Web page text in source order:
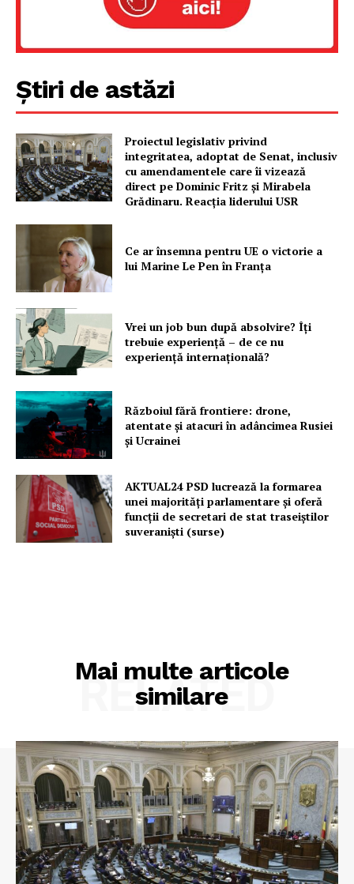
PRESShub
Despre noi / Echipa
Rețea
Știri de astăzi
Proiectul legislativ privind
integritatea, adoptat de Senat, inclusiv
cu amendamentele care îi vizează
direct pe Dominic Fritz și Mirabela
Grădinaru. Reacția liderului USR
Ce ar însemna pentru UE o victorie a
lui Marine Le Pen în Franța
Vrei un job bun după absolvire? Îți
trebuie experiență – de ce nu
experiență internațională?
Războiul fără frontiere: drone,
atentate și atacuri în adâncimea Rusiei
și Ucrainei
AKTUAL24 PSD lucrează la formarea
unei majorităţi parlamentare și oferă
funcții de secretari de stat traseiștilor
suveraniști (surse)
Mai multe articole
similare
RELATED